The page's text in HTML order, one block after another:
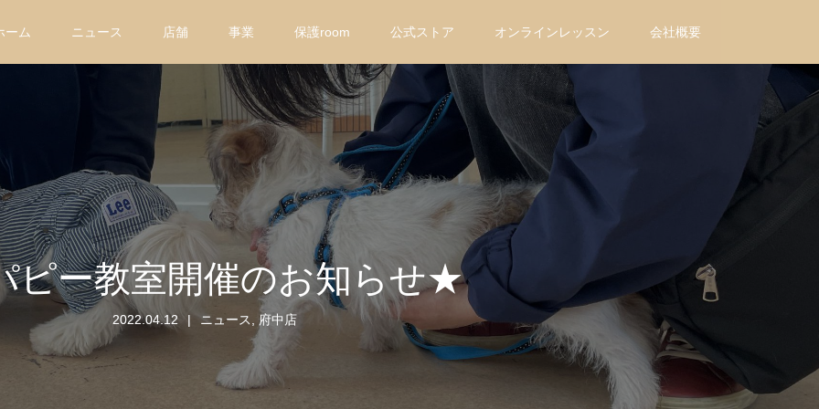
ーム ニュース 店舗 事業 保護room 公式ストア オンラインレッスン 会社概要
ー教室開催のお知らせ★
2022.04.12 ニュース 府中店